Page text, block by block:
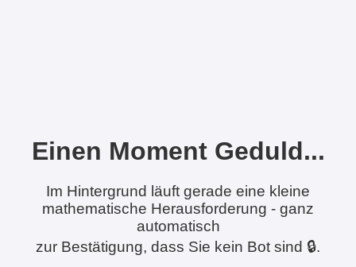
Einen Moment Geduld...
Im Hintergrund läuft gerade eine kleine
mathematische Herausforderung - ganz
automatisch
zur Bestätigung, dass Sie kein Bot sind 🔒.